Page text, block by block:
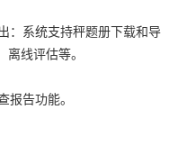
系统支持秤题册下载和导
线评估等。
告功能。